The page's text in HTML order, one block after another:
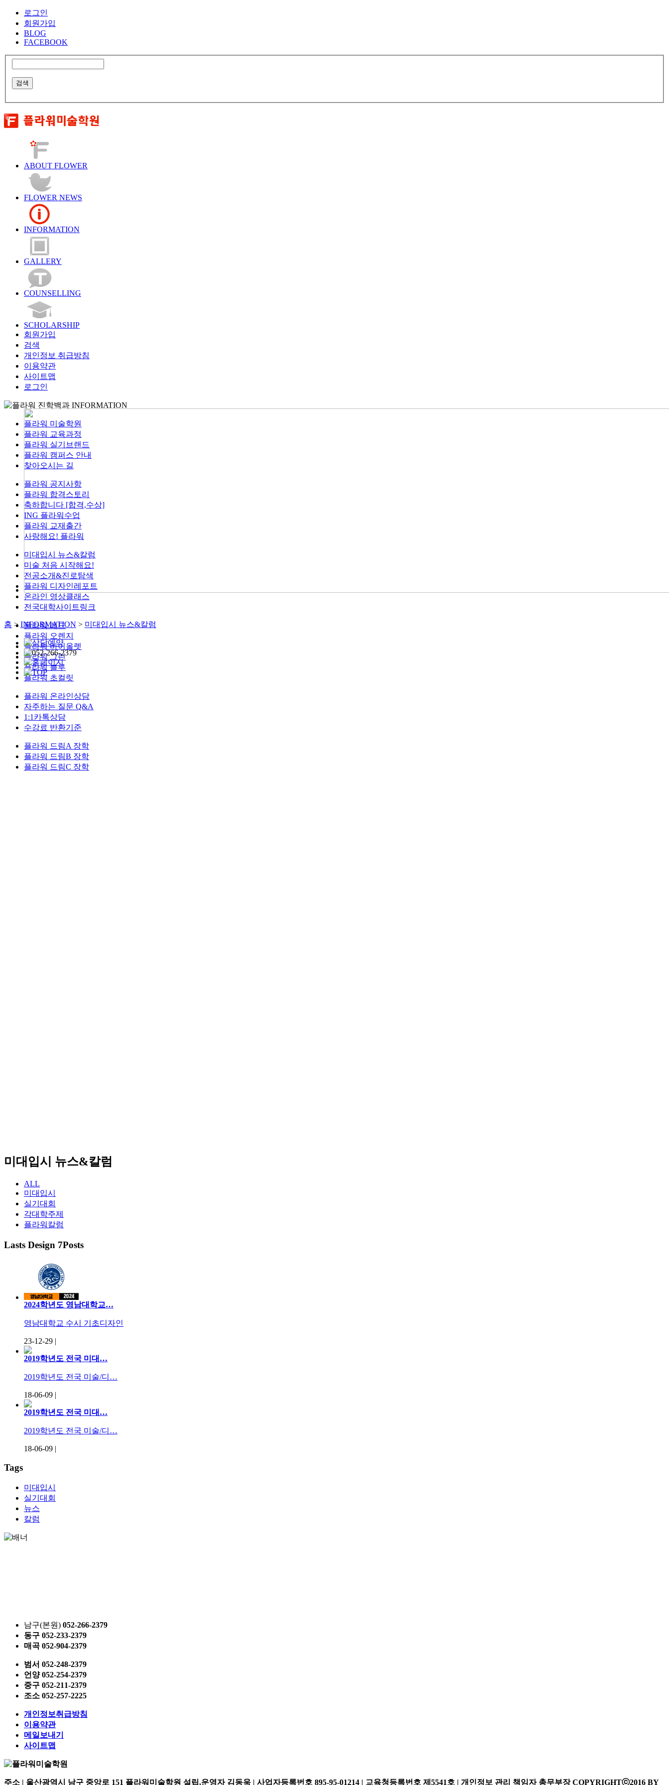
로그인
회원가입
BLOG
FACEBOOK
ABOUT FLOWER
FLOWER NEWS
INFORMATION
GALLERY
COUNSELLING
SCHOLARSHIP
회원가입
검색
개인정보 취급방침
이용약관
사이트맵
로그인
INFORMATION
플라워 미술학원
플라워 교육과정
플라워 실기브랜드
플라워 캠퍼스 안내
찾아오시는 길
플라워 공지사항
플라워 합격스토리
축하합니다 [합격,수상]
ING 플라워수업
플라워 교재출간
사랑해요! 플라워
미대입시 뉴스&칼럼
미술 처음 시작해요!
전공소개&진로탐색
플라워 디자인레포트
온라인 영상클래스
전국대학사이트링크
플라워 레드
플라워 오렌지
플라워 바이올렛
플라워 그린
플라워 블루
플라워 초컬릿
플라워 온라인상담
자주하는 질문 Q&A
1:1카톡상담
수강료 반환기준
플라워 드림A 장학
플라워 드림B 장학
플라워 드림C 장학
홈 > INFORMATION > 미대입시 뉴스&칼럼
미대입시 뉴스&칼럼
ALL
미대입시
실기대회
각대학주제
플라워칼럼
Lasts Design 7Posts
2024학년도 영남대학교…
영남대학교 수시 기초디자인
23-12-29 |
2019학년도 전국 미대…
2019학년도 전국 미술/디…
18-06-09 |
2019학년도 전국 미대…
2019학년도 전국 미술/디…
18-06-09 |
Tags
미대입시
실기대회
뉴스
칼럼
남구(본원) 052-266-2379
동구 052-233-2379
매곡 052-904-2379
범서 052-248-2379
언양 052-254-2379
중구 052-211-2379
조소 052-257-2225
개인정보취급방침
이용약관
메일보내기
사이트맵
주소 | 울산광역시 남구 중앙로 151 플라워미술학원 설립,운영자 김동욱 | 사업자등록번호 895-95-01214 | 교육청등록번호 제5541호 | 개인정보 관리 책임자 총무부장 COPYRIGHTⓒ2016 BY